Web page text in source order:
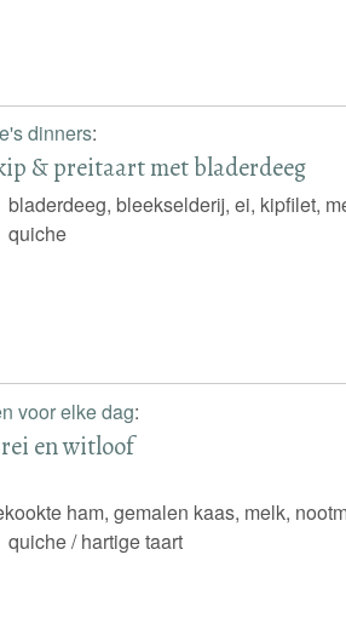
dinners:
& preitaart met bladerdeeg
bladerdeeg, bleekselderij, ei, kipfilet,
quiche
voor elke dag:
en witloof
ham, gemalen kaas, melk,
quiche / hartige taart